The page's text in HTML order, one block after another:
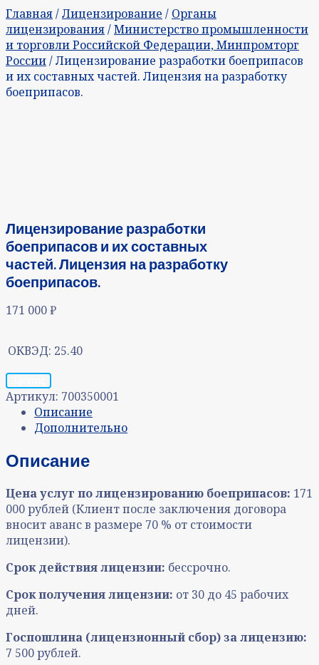
Главная/Лицензирование / Органы
лицензирования/Министерство промышленности
и торговли Российской Федерации, Минпромторг
России/ Лицензирование разработки боеприпасов
и их составных частей. Лицензия на разработку
боеприпасов.
Лицензирование разработки
боеприпасов и их составных
частей. Лицензия на разработку
боеприпасов.
171 000₽
ОКВЭД: 25.40
Артикул: 700350001
Описание
Дополнительно
Описание
Цена услуг по лицензированию боеприпасов: 171
000 рублей (Клиент после заключения договора
вносит аванс в размере 70 % от стоимости
лицензии).
Срок действия лицензии: бессрочно.
Срок получения лицензии: от 30 до 45 рабочих
дней.
Госпошлина (лицензионный сбор) за лицензию:
7 500 рублей.